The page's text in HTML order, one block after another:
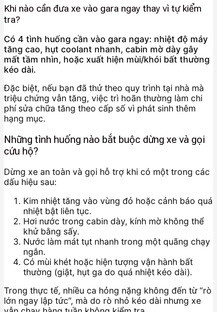
Khi nào cần đưa xe vào gara ngay thay vì tự kiểm
tra?
Có 4 tình huống cần vào gara ngay: nhiệt độ máy
tăng cao, hụt coolant nhanh, cabin mờ dày gây
mất tầm nhìn, hoặc xuất hiện mùi/khói bất thường
kéo dài.
Đặc biệt, nếu bạn đã thử theo quy trình tại nhà mà
triệu chứng vẫn tăng, việc trì hoãn thường làm chi
phí sửa chữa tăng theo cấp số vì phát sinh thêm
hạng mục.
Những tình huống nào bắt buộc dừng xe và gọi
cứu hộ?
Dừng xe an toàn và gọi hỗ trợ khi có một trong các
dấu hiệu sau:
Kim nhiệt tăng vào vùng đỏ hoặc cảnh báo quá
nhiệt bật liên tục.
Hơi nước trong cabin dày, kính mờ không thể
khử bằng sấy.
Nước làm mát tụt nhanh trong một quãng chạy
ngắn.
Có mùi khét hoặc hiện tượng vận hành bất
thường (giật, hụt ga do quá nhiệt kéo dài).
Trong thực tế, nhiều ca hỏng nặng không đến từ “rò
lớn ngay lập tức”, mà do rò nhỏ kéo dài nhưng xe